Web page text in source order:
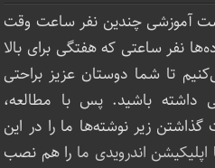
آموزشی چندین نفر ساعت‌ وقت
نفر ساعتی که هفتگی برای بالا
تا شما دوستان عزیز براحتی
داشته باشید. پس با مطالعه،
زیر نوشته‌‌ها ما را در این
اپلیکیشن اندرویدی ما را هم نصب